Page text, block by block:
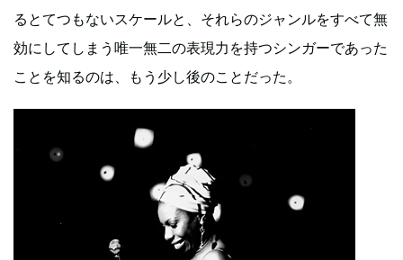
るとてつもないスケールと、それらのジャンルをすべて無
効にしてしまう唯一無二の表現力を持つシンガーであった
ことを知るのは、もう少し後のことだった。